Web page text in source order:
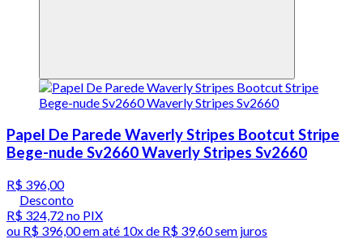
Papel De Parede Waverly Stripes Bootcut Stripe
Bege-nude Sv2660 Waverly Stripes Sv2660
R$ 396,00
Desconto
R$ 324,72 no PIX
ou R$ 396,00em até 10x de R$ 39,60 sem juros